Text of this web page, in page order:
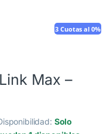
3 Cuotas al 0%
Max –
Solo